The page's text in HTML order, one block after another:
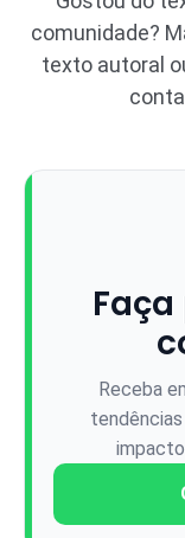
comunidade?
texto autoral
Receba